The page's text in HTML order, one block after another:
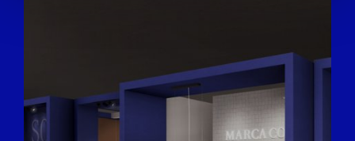
may combine it with other information that you’ve
provided to them or that they’ve collected from your use
of their services.